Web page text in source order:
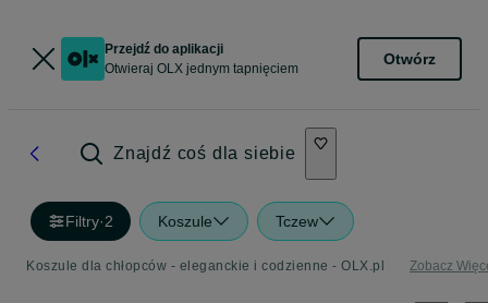
Przejdź do aplikacji
Otwieraj OLX jednym tapnięciem
Otwórz
Znajdź coś dla siebie
Filtry·2 Koszule Tczew
Koszule dla chłopców - eleganckie i codzienne - OLX.pl Zobacz